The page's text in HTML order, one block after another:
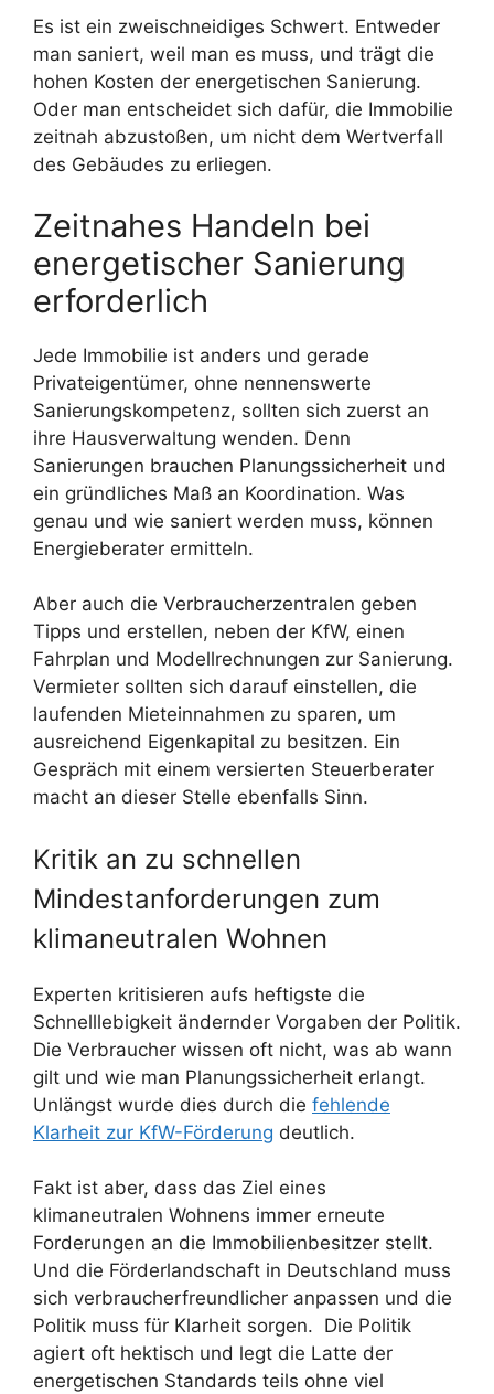
Es ist ein zweischneidiges Schwert. Entweder
man saniert, weil man es muss, und trägt die
hohen Kosten der energetischen Sanierung.
Oder man entscheidet sich dafür, die Immobilie
zeitnah abzustoßen, um nicht dem Wertverfall
des Gebäudes zu erliegen.
Zeitnahes Handeln bei
energetischer Sanierung
erforderlich
Jede Immobilie ist anders und gerade
Privateigentümer, ohne nennenswerte
Sanierungskompetenz, sollten sich zuerst an
ihre Hausverwaltung wenden. Denn
Sanierungen brauchen Planungssicherheit und
ein gründliches Maß an Koordination. Was
genau und wie saniert werden muss, können
Energieberater ermitteln.
Aber auch die Verbraucherzentralen geben
Tipps und erstellen, neben der KfW, einen
Fahrplan und Modellrechnungen zur Sanierung.
Vermieter sollten sich darauf einstellen, die
laufenden Mieteinnahmen zu sparen, um
ausreichend Eigenkapital zu besitzen. Ein
Gespräch mit einem versierten Steuerberater
macht an dieser Stelle ebenfalls Sinn.
Kritik an zu schnellen
Mindestanforderungen zum
klimaneutralen Wohnen
Experten kritisieren aufs heftigste die
Schnelllebigkeit ändernder Vorgaben der Politik.
Die Verbraucher wissen oft nicht, was ab wann
gilt und wie man Planungssicherheit erlangt.
Unlängst wurde dies durch die fehlende
Klarheit zur KfW-Förderung deutlich.
Fakt ist aber, dass das Ziel eines
klimaneutralen Wohnens immer erneute
Forderungen an die Immobilienbesitzer stellt.
Und die Förderlandschaft in Deutschland muss
sich verbraucherfreundlicher anpassen und die
Politik muss für Klarheit sorgen. Die Politik
agiert oft hektisch und legt die Latte der
energetischen Standards teils ohne viel